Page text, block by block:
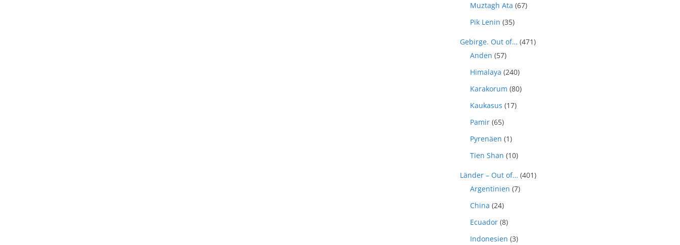
Muztagh Ata (67)
Pik Lenin (35)
Gebirge. Out of… (471)
Anden (57)
Himalaya (240)
Karakorum (80)
Kaukasus (17)
Pamir (65)
Pyrenäen (1)
Tien Shan (10)
Länder – Out of… (401)
Argentinien (7)
China (24)
Ecuador (8)
Indonesien (3)